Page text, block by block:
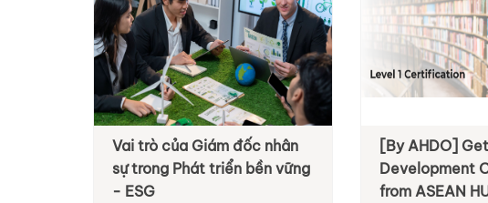
Vai trò của Giám đốc nhân
sự trong Phát triển bền vững
- ESG
[By AHDO]
Development
from ASEAN